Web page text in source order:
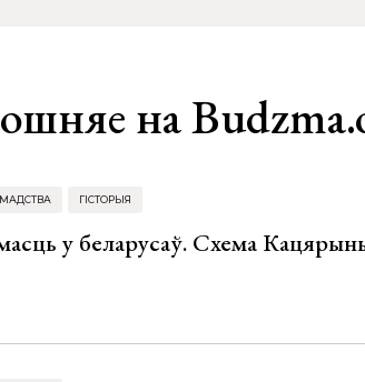
на
ГІСТОРЫЯ
у беларусаў. Схема